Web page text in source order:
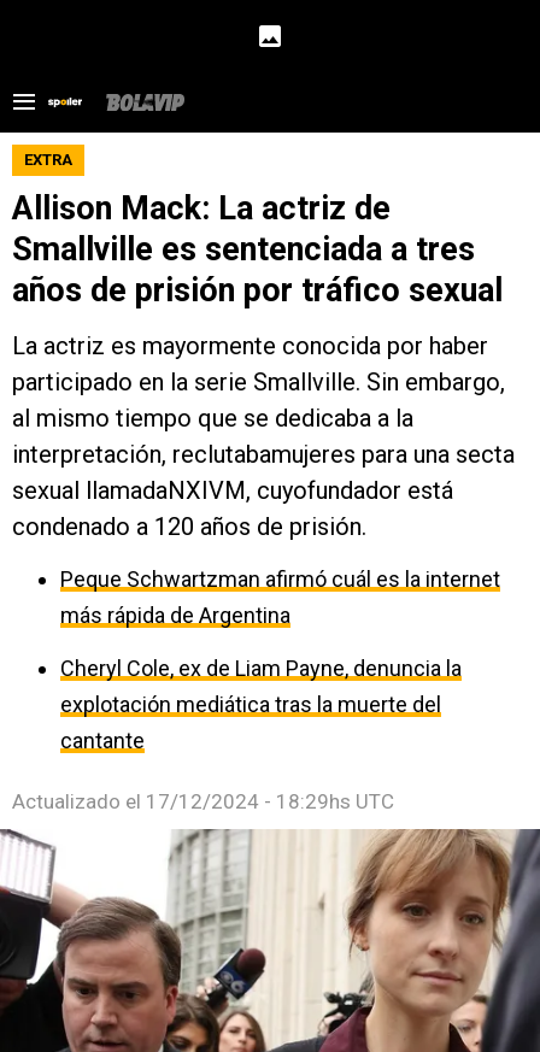
EXTRA
Allison Mack: La actriz de
Smallville es sentenciada a tres
años de prisión por tráfico sexual
La actriz es mayormente conocida por haber
participado en la serie Smallville. Sin embargo,
al mismo tiempo que se dedicaba a la
interpretación, reclutabamujeres para una secta
sexual llamadaNXIVM, cuyofundador está
condenado a 120 años de prisión.
Peque Schwartzman afirmó cuál es la internet
más rápida de Argentina
Cheryl Cole, ex de Liam Payne, denuncia la
explotación mediática tras la muerte del
cantante
Actualizado el 17/12/2024 - 18:29hs UTC